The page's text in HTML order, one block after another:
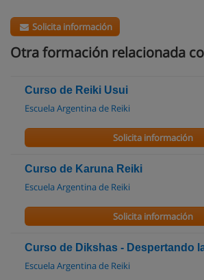
Solicita información
Otra formación relacionada
Curso de Reiki Usui
Escuela Argentina de Reiki
Solicita información
Curso de Karuna Reiki
Escuela Argentina de Reiki
Solicita información
Curso de Dikshas - Despertando
Escuela Argentina de Reiki